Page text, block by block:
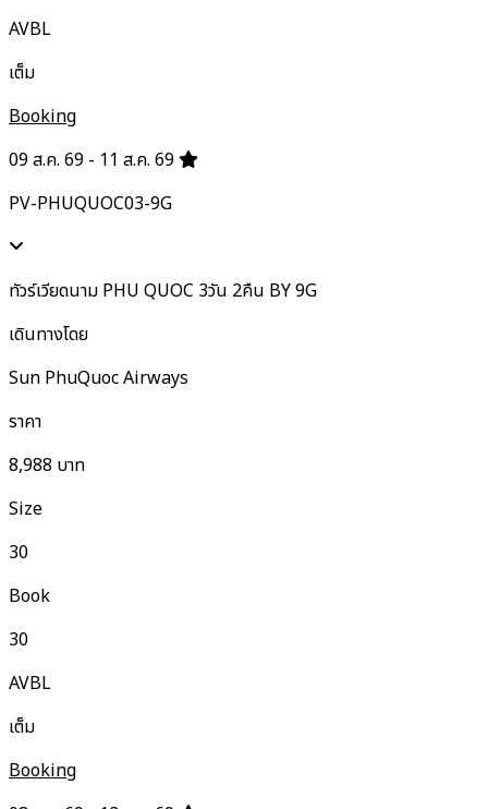
AVBL
เต็ม
Booking
09 ส.ค. 69 - 11 ส.ค. 69
PV-PHUQUOC03-9G
ทัวร์เวียดนาม PHU QUOC 3วัน 2คืน BY 9G
เดินทางโดย
Sun PhuQuoc Airways
ราคา
8,988 บาท
Size
30
Book
30
AVBL
เต็ม
Booking